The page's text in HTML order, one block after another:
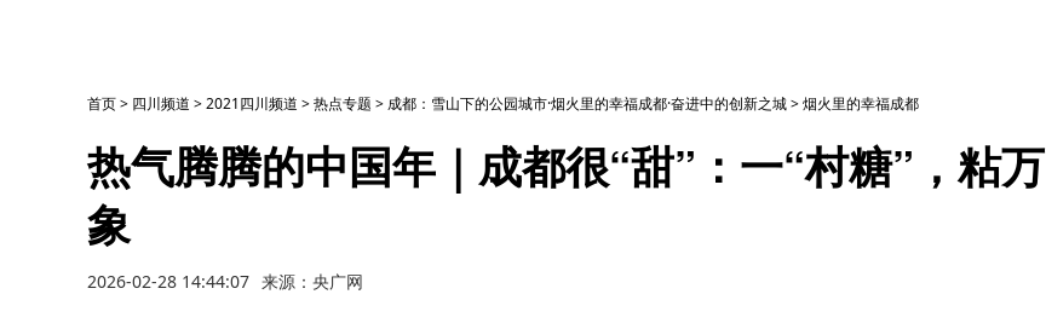
首页> 四川频道 >2021四川频道 >热点专题 > 成都：雪山下的公园城市·烟火里的幸福成都·奋进中的创新之城>烟火里的幸福成都
热气腾腾的中国年｜成都很“甜”：一“村糖”，粘万
象
2026-02-28 14:44:07 来源：央广网